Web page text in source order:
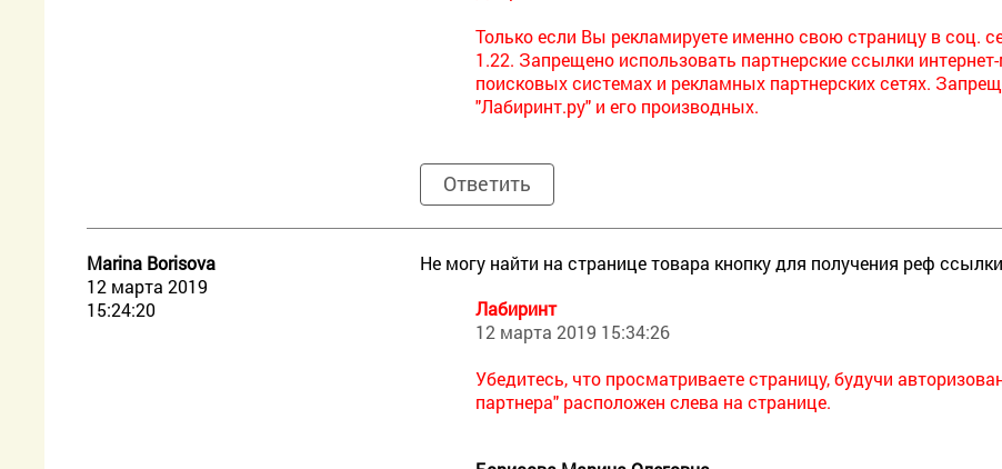
Только если Вы рекламируете именно свою страницу в соц.
1.22. Запрещено использовать партнерские ссылки
поисковых системах и рекламных партнерских сетях.
"Лабиринт.ру" и его производных.
Ответить
Marina Borisova
12 марта 2019
15:24:20
Не могу найти на странице товара кнопку для получения реф ссылки
Лабиринт
12 марта 2019 15:34:26
Убедитесь, что просматриваете страницу, будучи
партнера" расположен слева на странице.